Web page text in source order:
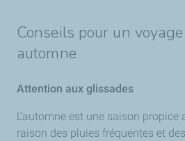
Conseils pour un
automne
Attention aux glissades
L’automne est une saison propice
raison des pluies fréquentes et